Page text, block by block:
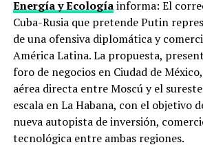
de inteligencia artificial en ámbitos
ciberseguridad, antes de que esa
control sin reglas ni frenos.
Taiwán e Irán
Dos puntos donde ceder duele. China
Unidos recorte su apoyo político y
Taiwán , que Pekín considera parte
Washington usa ese apoyo como
Energía y Ecologíainforma: El
Cuba-Rusia que pretende Putin
de una ofensiva diplomática y
América Latina. La propuesta,
foro de negocios en Ciudad de
aérea directa entre Moscú y el
escala en La Habana, con el objetivo
nueva autopista de inversión,
tecnológica entre ambas regiones.